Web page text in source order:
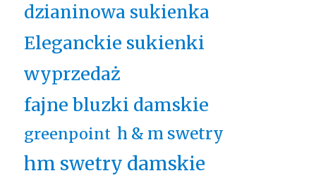
dzianinowa sukienka
Eleganckie sukienki
wyprzedaż
fajne bluzki damskie
greenpoint h & m swetry
hm swetry damskie